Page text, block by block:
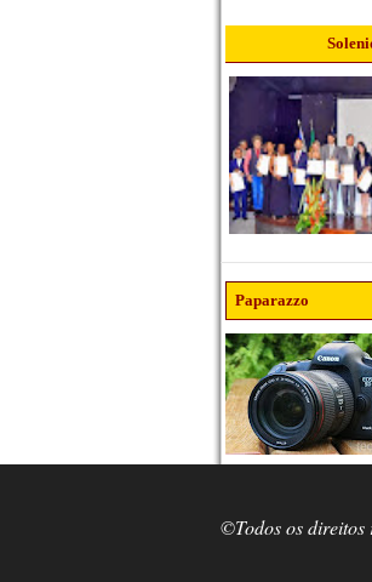
Paparazzo
©Todos os direitos